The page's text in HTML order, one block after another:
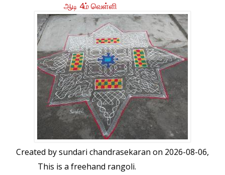
ஆடி 4ம் வெள்ளி
Created bysundari chandrasekaran on 2026-08-06,
This is a freehand rangoli.